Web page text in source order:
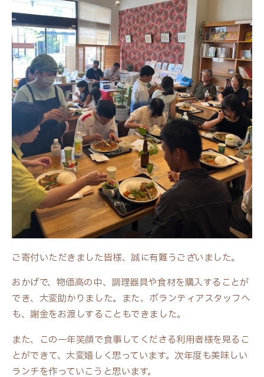
ご寄付いただきました皆様、誠に有難うございました。
おかげで、物価高の中、調理器具や食材を購入することが
でき、大変助かりました。また、ボランティアスタッフへ
も、謝金をお渡しすることもできました。
また、この一年笑顔で食事してくださる利用者様を見るこ
とができて、大変嬉しく思っています。次年度も美味しい
ランチを作っていこうと思います。